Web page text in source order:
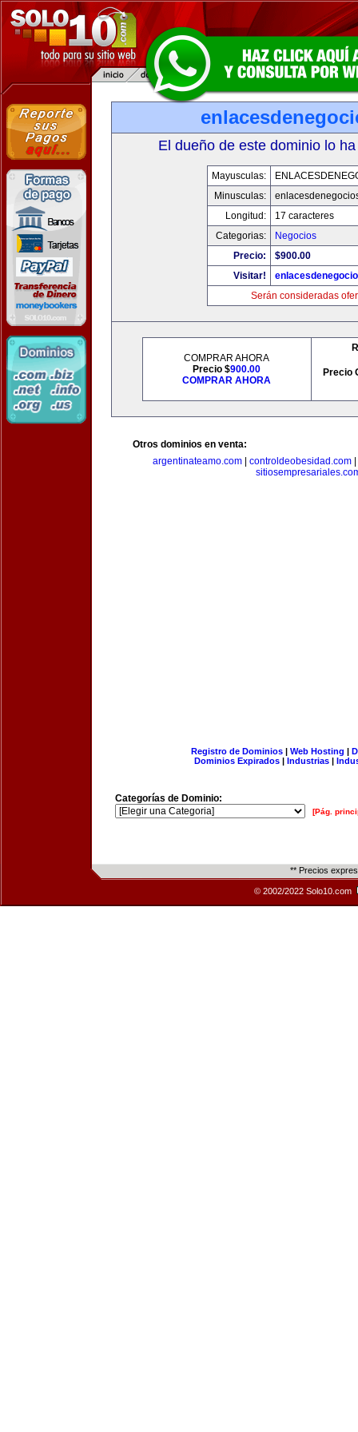
El dueño de este dominio lo
Mayusculas:
Minusculas:
Longitud:
17 caracteres
Categorias:
Negocios
Precio:
$900.00
Visitar!
Serán consideradas
COMPRAR AHORA
Precio $900.00
COMPRAR AHORA
Precio
Otros dominios en venta:
argentinateamo.com| controldeobesidad.com|
Registro de Dominios| Web Hosting |
Dominios Expirados | Industrias |
Categorías de Dominio:
[Pág.
** Precios
© 2002/2022 Solo10.com